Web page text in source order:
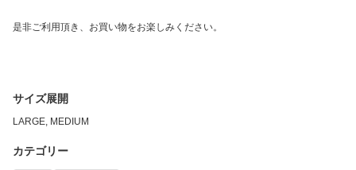
是非ご利用頂き、お買い物をお楽しみください。
サイズ展開
LARGE, MEDIUM
カテゴリー